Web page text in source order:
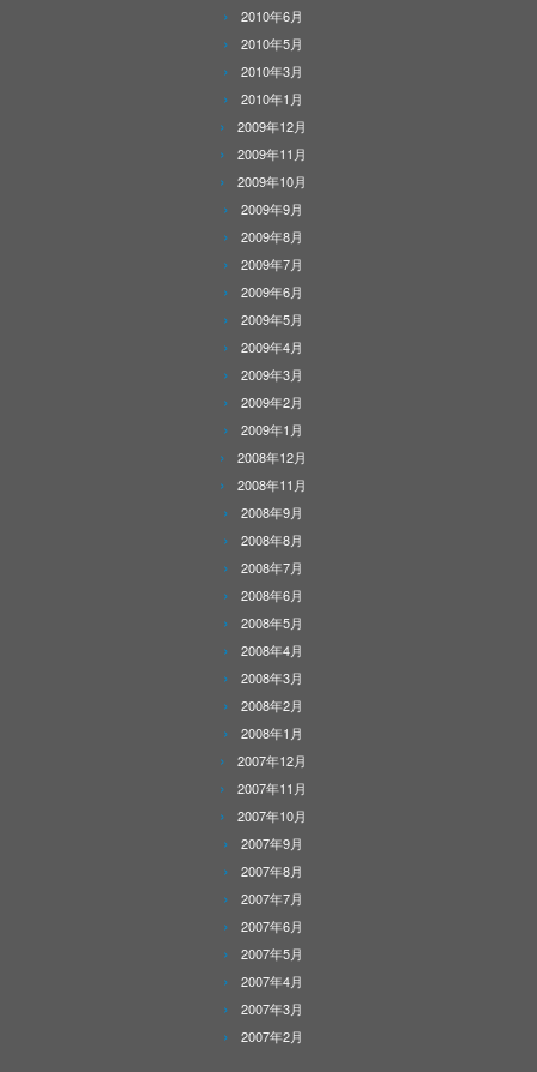
2010年6月
2010年5月
2010年3月
2010年1月
2009年12月
2009年11月
2009年10月
2009年9月
2009年8月
2009年7月
2009年6月
2009年5月
2009年4月
2009年3月
2009年2月
2009年1月
2008年12月
2008年11月
2008年9月
2008年8月
2008年7月
2008年6月
2008年5月
2008年4月
2008年3月
2008年2月
2008年1月
2007年12月
2007年11月
2007年10月
2007年9月
2007年8月
2007年7月
2007年6月
2007年5月
2007年4月
2007年3月
2007年2月